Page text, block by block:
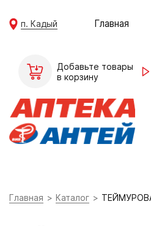
п. Кадый Главная
Добавьте товары
в корзину
Главная Каталог